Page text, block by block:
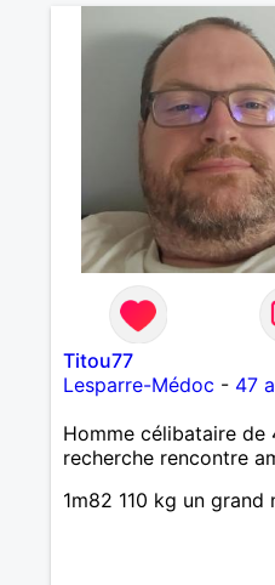
Titou77
Lesparre-Médoc - 47
Homme célibataire de
recherche rencontre
1m82 110 kg un grand